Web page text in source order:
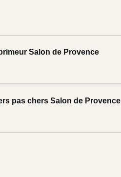
Salon de Provence
pas chers Salon de Provence